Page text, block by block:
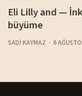
Eli Lilly and —
büyüme
SADI KAYMAZ 6